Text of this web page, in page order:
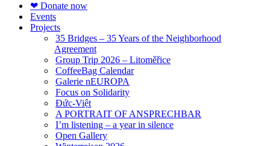
❤ Donate now
Events
Projects
35 Bridges – 35 Years of the Neighborhood
Agreement
Group Trip 2026 – Litoměřice
CoffeeBag Calendar
Galerie nEUROPA
Focus on Solidarity
Đức-Việt
A PORTRAIT OF ANSPRECHBAR
I’m listening – a year in silence
Open Gallery